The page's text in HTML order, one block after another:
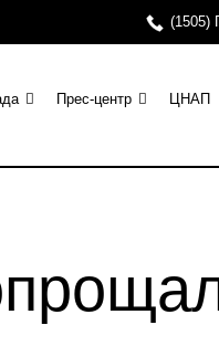
(1505)
Прес-центр ЦНАП